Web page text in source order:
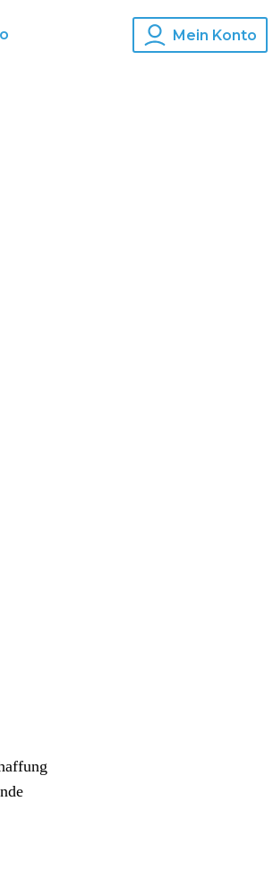
Mein Konto